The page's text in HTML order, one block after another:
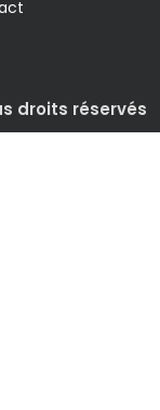
droits réservés